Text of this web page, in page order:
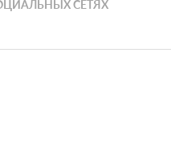
СЕТЯХ